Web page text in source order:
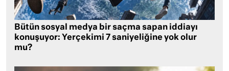
Bütün sosyal medya bir saçma sapan iddiayı
konuşuyor: Yerçekimi 7 saniyeliğine yok olur
mu?